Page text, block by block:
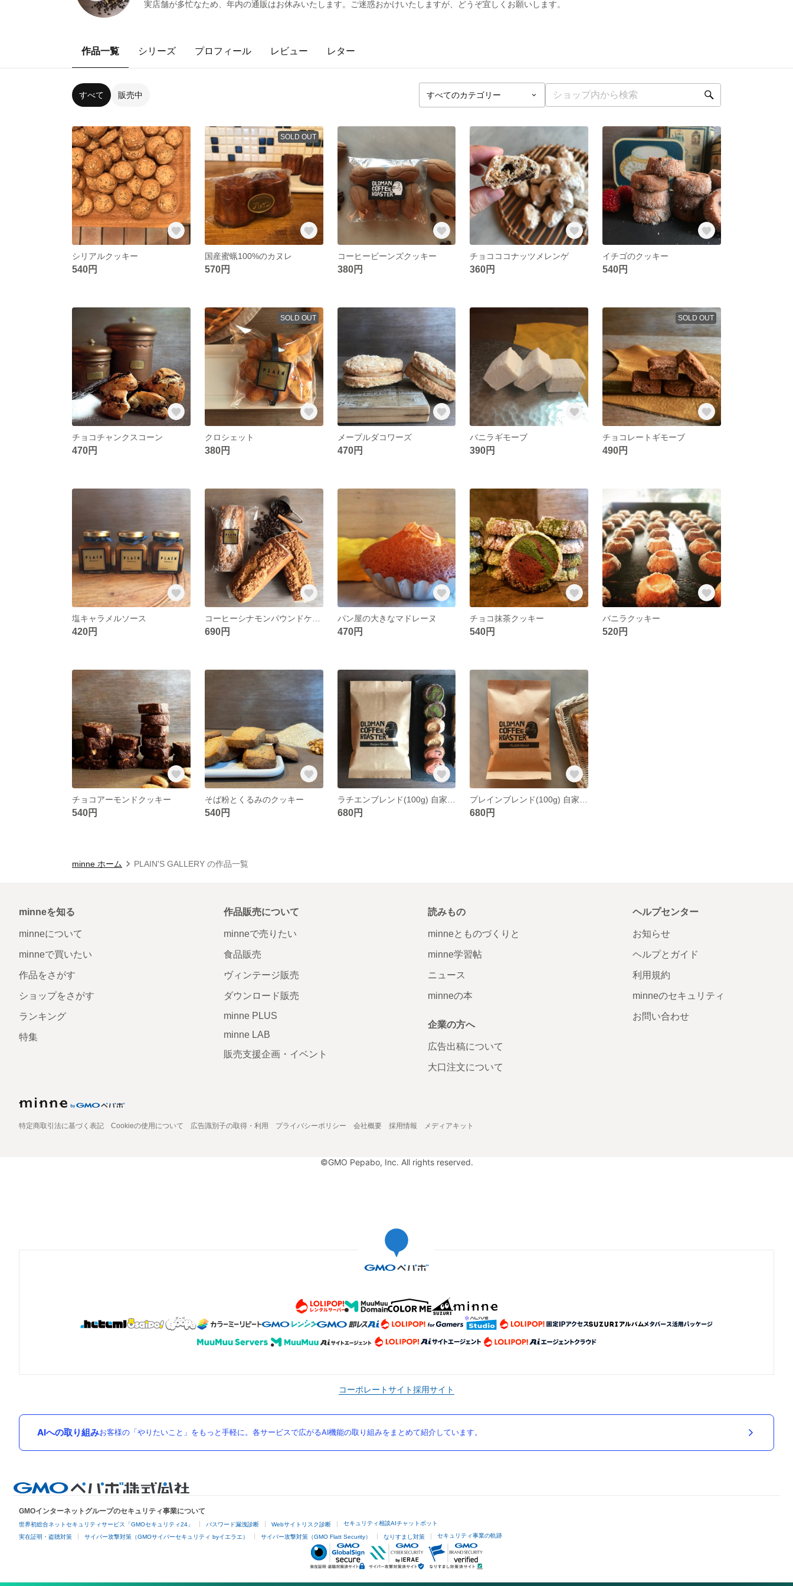
実店舗が多忙なため、年内の通販はお休みいたします。ご迷惑おかけいたしますが、どうぞ宜しくお願いします。
作品一覧 シリーズ プロフィール レビュー レター
すべて 販売中
シリアルクッキー
540円
SOLD OUT
国産蜜蝋100%のカヌレ
570円
コーヒービーンズクッキー
380円
チョコココナッツメレンゲ
360円
イチゴのクッキー
540円
チョコチャンクスコーン
470円
SOLD OUT
クロシェット
380円
メープルダコワーズ
470円
バニラギモーブ
390円
SOLD OUT
チョコレートギモーブ
490円
塩キャラメルソース
420円 690円
パン屋の大きなマドレーヌ
470円
チョコ抹茶クッキー
540円
バニラクッキー
520円
チョコアーモンドクッキー
540円
そば粉とくるみのクッキー
540円 680円 680円
minne ホーム PLAIN'S GALLERY の作品一覧
minneを知る
minneについて
minneで買いたい
作品をさがす
ショップをさがす
ランキング
特集
作品販売について
minneで売りたい
食品販売
ヴィンテージ販売
ダウンロード販売
minne PLUS
minne LAB
販売支援企画・イベント
読みもの
minneとものづくりと
minne学習帖
ニュース
minneの本
企業の方へ
広告出稿について
大口注文について
ヘルプセンター
お知らせ
ヘルプとガイド
利用規約
minneのセキュリティ
お問い合わせ
特定商取引法に基づく表記 Cookieの使用について 広告識別子の取得・利用 プライバシーポリシー 会社概要 採用情報 メディアキット
©GMO Pepabo, Inc. All rights reserved.
コーポレートサイト採用サイト
AIへの取り組みお客様の「やりたいこと」をもっと手軽に。各サービスで広がるAI機能の取り組みをまとめて紹介しています。
GMOインターネットグループのセキュリティ事業について
世界初総合ネットセキュリティサービス「GMOセキュリティ24」 パスワード漏洩診断 Webサイトリスク診断 セキュリティ相談AIチャットボット
実在証明・盗聴対策 サイバー攻撃対策（GMOサイバーセキュリティ byイエラエ） サイバー攻撃対策（GMO Flatt Security） なりすまし対策 セキュリティ事業の軌跡